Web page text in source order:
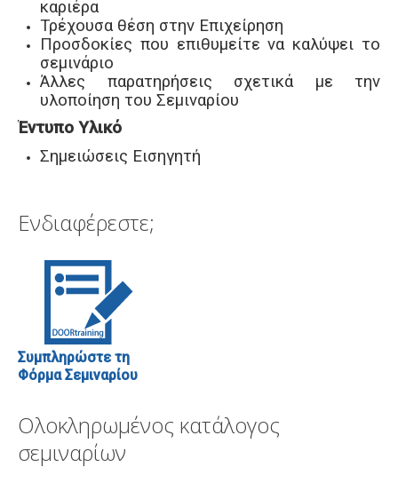
καριέρα
Τρέχουσα θέση στην Επιχείρηση
Προσδοκίες που επιθυμείτε να καλύψει το
σεμινάριο
Άλλες παρατηρήσεις σχετικά με την
υλοποίηση του Σεμιναρίου
Έντυπο Υλικό
Σημειώσεις Εισηγητή
Ενδιαφέρεστε;
Συμπληρώστε τη
Φόρμα Σεμιναρίου
Ολοκληρωμένος κατάλογος
σεμιναρίων